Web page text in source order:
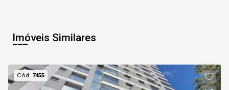
09
Aug/Sun
12:30
Imóveis Similares
Cód. 7455